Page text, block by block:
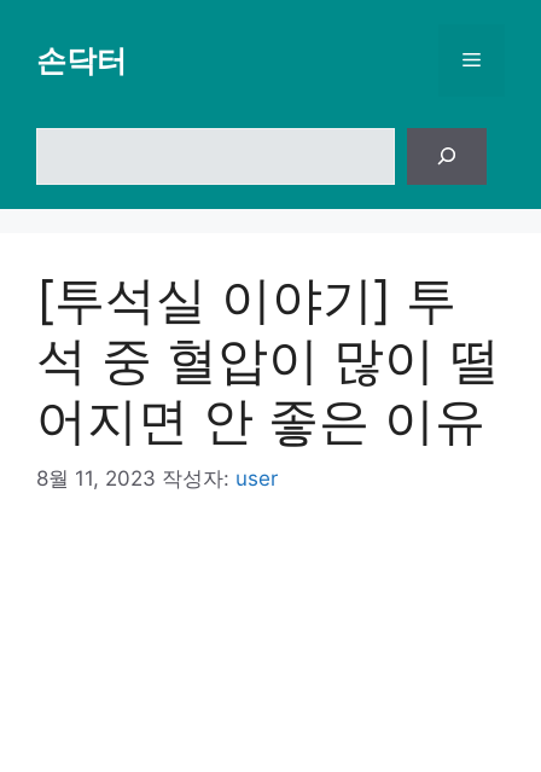
손닥터 메
뉴
[투석실 이야기] 투
석 중 혈압이 많이 떨
어지면 안 좋은 이유
8월 11, 2023 작성자: user